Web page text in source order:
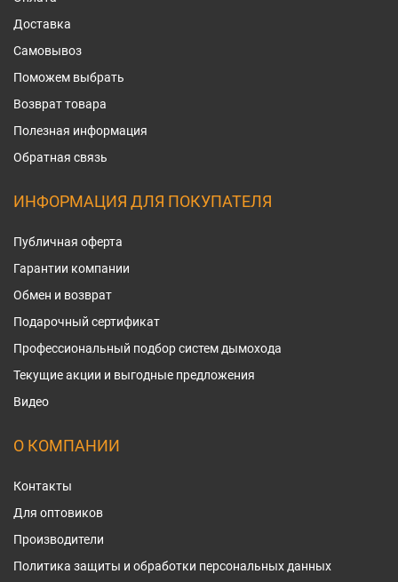
Доставка
Самовывоз
Поможем выбрать
Возврат товара
Полезная информация
Обратная связь
ИНФОРМАЦИЯ ДЛЯ ПОКУПАТЕЛЯ
Публичная оферта
Гарантии компании
Обмен и возврат
Подарочный сертификат
Профессиональный подбор систем дымохода
Текущие акции и выгодные предложения
Видео
О КОМПАНИИ
Контакты
Для оптовиков
Производители
Политика защиты и обработки персональных данных